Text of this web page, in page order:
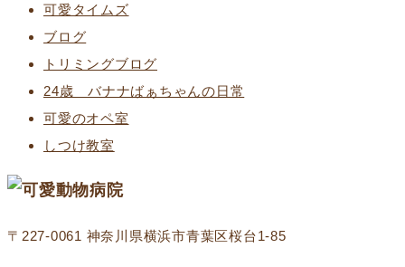
可愛タイムズ
ブログ
トリミングブログ
24歳 バナナばぁちゃんの日常
可愛のオペ室
しつけ教室
〒227-0061 神奈川県横浜市青葉区桜台1‐85